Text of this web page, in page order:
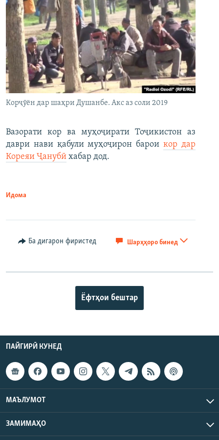
Корҷӯён дар шаҳри Душанбе. Акс аз соли 2019
Вазорати кор ва муҳоҷирати Тоҷикистон аз
даври нави қабули муҳоҷирон бароикор дар
Кореяи Ҷанубӣ хабар дод.
Идома
Ба дигарон фиристед Шарҳҳоро бинед
Ёфтҳои бештар
ПАЙГИРӢ КУНЕД
МАЪЛУМОТ
ЗАМИМАҲО